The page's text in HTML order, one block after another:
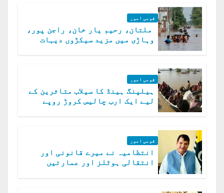
قومی امور
ملتان، رحیم یار خان، راجن پور،
وہاڑی میں مزید سیکڑوں دیہات
قومی امور
ہیلپنگ ہینڈ کا سیلاب متاثرین کے
لیے ایک ارب چالیس کروڑ روپے
قومی امور
انتظامیہ نے میرے قانونی اور
انتقالی ہوٹلز اور عمارتیں